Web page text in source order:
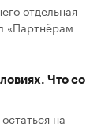
отдельная
«Партнёрам
Что со
на